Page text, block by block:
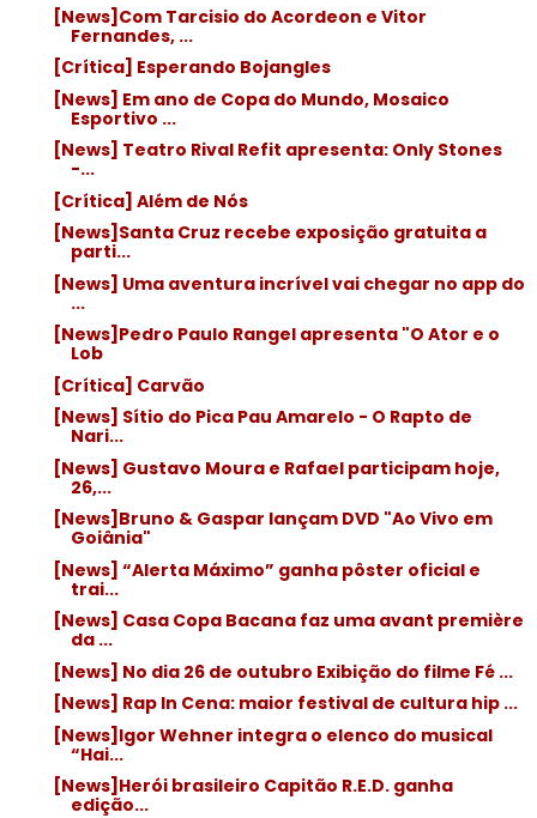
[News]Com Tarcisio do Acordeon e Vitor
Fernandes, ...
[Crítica] Esperando Bojangles
[News] Em ano de Copa do Mundo, Mosaico
Esportivo ...
[News] Teatro Rival Refit apresenta: Only Stones
-...
[Crítica] Além de Nós
[News]Santa Cruz recebe exposição gratuita a
parti...
[News] Uma aventura incrível vai chegar no app do
...
[News]Pedro Paulo Rangel apresenta "O Ator e o
Lob
[Crítica] Carvão
[News] Sítio do Pica Pau Amarelo - O Rapto de
Nari...
[News] Gustavo Moura e Rafael participam hoje,
26,...
[News]Bruno & Gaspar lançam DVD "Ao Vivo em
Goiânia"
[News] “Alerta Máximo” ganha pôster oficial e
trai...
[News] Casa Copa Bacana faz uma avant première
da ...
[News] No dia 26 de outubro Exibição do filme Fé ...
[News] Rap In Cena: maior festival de cultura hip ...
[News]Igor Wehner integra o elenco do musical
“Hai...
[News]Herói brasileiro Capitão R.E.D. ganha
edição...